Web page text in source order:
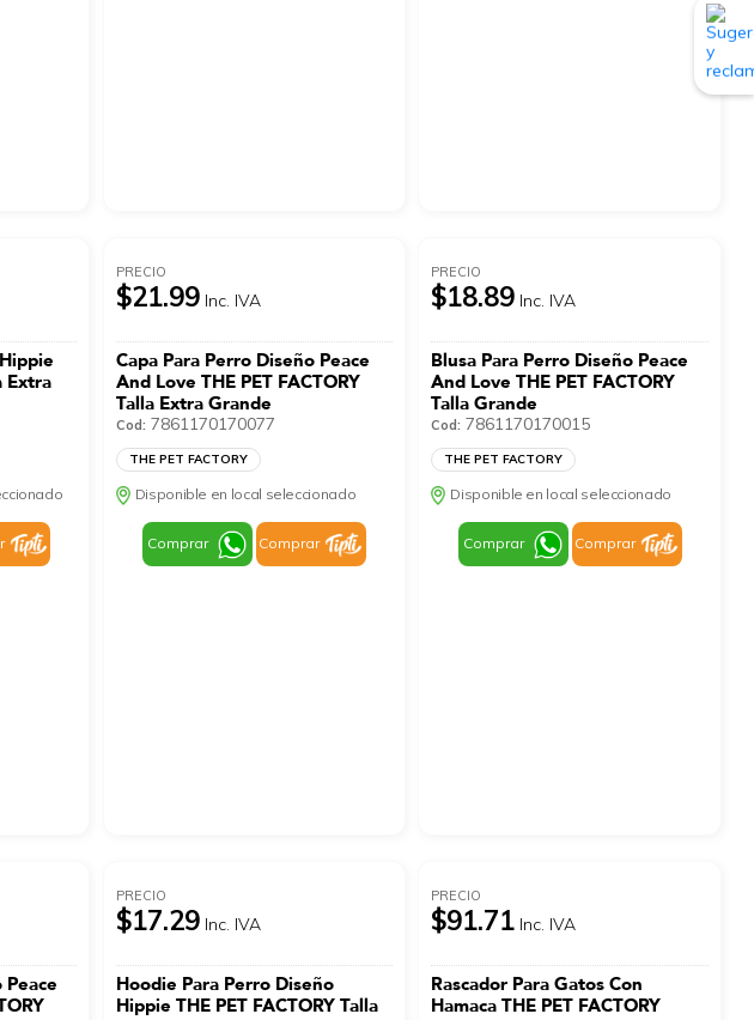
Extra
PRECIO
$21.99 Inc. IVA
Capa Para Perro Diseño Peace
And Love THE PET FACTORY
Talla Extra Grande
Cod: 7861170170077
THE PET FACTORY
Disponible en local seleccionado
Comprar Comprar
PRECIO
$18.89 Inc. IVA
Blusa Para Perro Diseño Peace
And Love THE PET FACTORY
Talla Grande
Cod: 7861170170015
THE PET FACTORY
Disponible en local seleccionado
Comprar Comprar
Peace
PRECIO
$17.29 Inc. IVA
Hoodie Para Perro Diseño
Hippie THE PET FACTORY Talla
PRECIO
$91.71 Inc. IVA
Rascador Para Gatos Con
Hamaca THE PET FACTORY